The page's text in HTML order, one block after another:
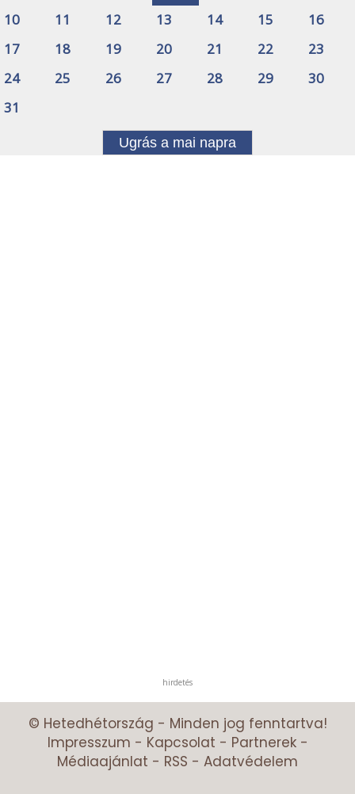
10
11 12 13 14 15
16
17
18 19 20 21 22
23
24
25 26 27 28 29
30
31
Ugrás a mai napra
hirdetés
© Hetedhétország - Minden jog fenntartva!
Impresszum - Kapcsolat - Partnerek-
Médiaajánlat - RSS - Adatvédelem